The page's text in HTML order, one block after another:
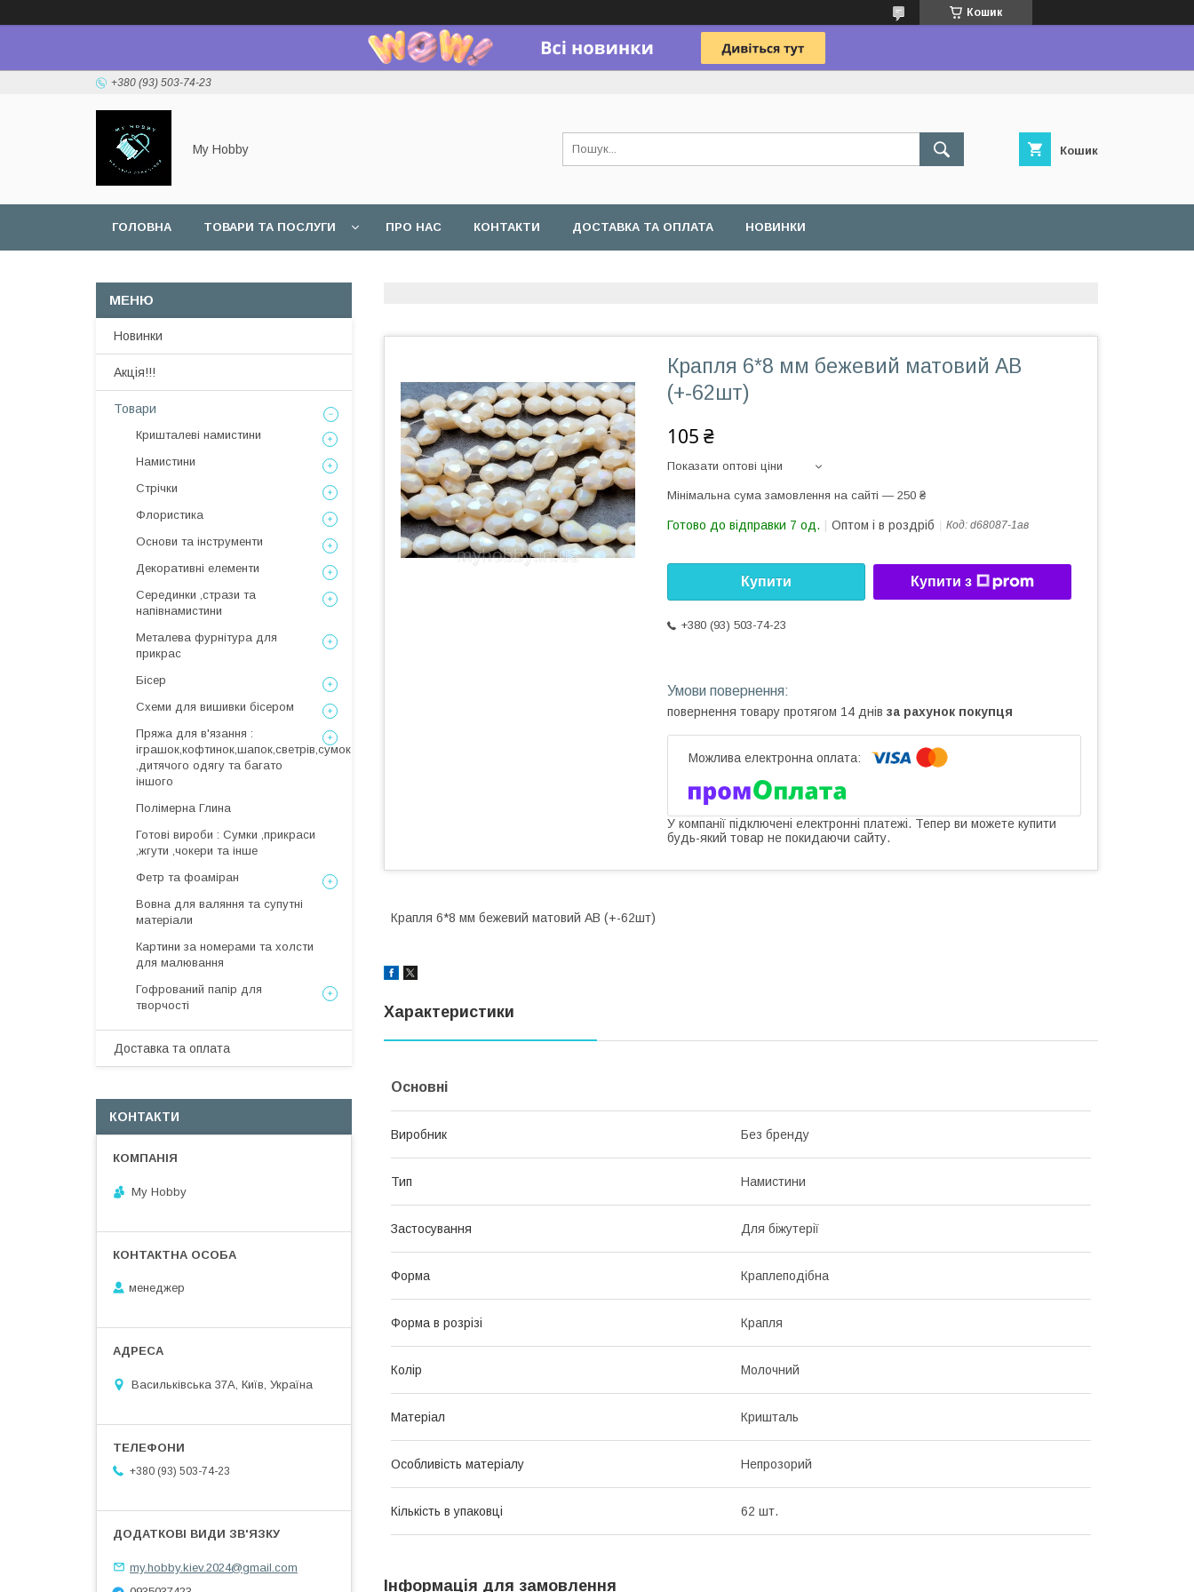
Кошик
+380 (93) 503-74-23
My Hobby Кошик
ГОЛОВНА ТОВАРИ ТА ПОСЛУГИ ПРО НАС КОНТАКТИ ДОСТАВКА ТА ОПЛАТА НОВИНКИ
Крапля 6*8 мм бежевий матовий АВ
(+-62шт)
105 ₴
Показати оптові ціни
Мінімальна сума замовлення на сайті — 250 ₴
Готово до відправки 7 од. Оптом і в роздріб Код: d68087-1ав
Купити Купити з
+380 (93) 503-74-23
повернення товару протягом 14 днів за рахунок покупця
У компанії підключені електронні платежі. Тепер ви можете купити
будь-який товар не покидаючи сайту.
Крапля 6*8 мм бежевий матовий АВ (+-62шт)
Характеристики
Основні
Виробник Без бренду
Тип Намистини
Застосування Для біжутерії
Форма Краплеподібна
Форма в розрізі Крапля
Колір Молочний
Матеріал Кришталь
Особливість матеріалу Непрозорий
Кількість в упаковці 62 шт.
Інформація для замовлення
Новинки
Акція!!!
Товари
Кришталеві намистини
Намистини
Стрічки
Флористика
Основи та інструменти
Декоративні елементи
Серединки ,стрази та
напівнамистини
Металева фурнітура для
прикрас
Бісер
Схеми для вишивки бісером
Пряжа для в'язання :
іграшок,кофтинок,шапок,светрів,сумок
,дитячого одягу та багато
іншого
Полімерна Глина
Готові вироби : Сумки ,прикраси
,жгути ,чокери та інше
Фетр та фоаміран
Вовна для валяння та супутні
матеріали
Картини за номерами та холсти
для малювання
Гофрований папір для
творчості
Доставка та оплата
КОНТАКТИ
My Hobby
менеджер
Васильківська 37А, Київ, Україна
+380 (93) 503-74-23
my.hobby.kiev.2024@gmail.com